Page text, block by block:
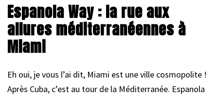
Espanola Way : la rue aux
allures méditerranéennes à
Miami
Eh oui, je vous l’ai dit, Miami est une ville cosmopolite !
Après Cuba, c’est au tour de la Méditerranée. Espanola